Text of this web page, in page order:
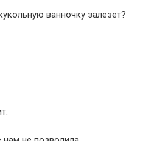
ванночку залезет?